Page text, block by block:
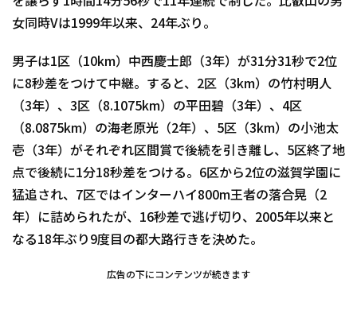
女同時Vは1999年以来、24年ぶり。
男子は1区（10km）中西慶士郎（3年）が31分31秒で2位
に8秒差をつけて中継。すると、2区（3km）の竹村明人
（3年）、3区（8.1075km）の平田碧（3年）、4区
（8.0875km）の海老原光（2年）、5区（3km）の小池太
壱（3年）がそれぞれ区間賞で後続を引き離し、5区終了地
点で後続に1分18秒差をつける。6区から2位の滋賀学園に
猛追され、7区ではインターハイ800m王者の落合晃（2
年）に詰められたが、16秒差で逃げ切り、2005年以来と
なる18年ぶり9度目の都大路行きを決めた。
広告の下にコンテンツが続きます